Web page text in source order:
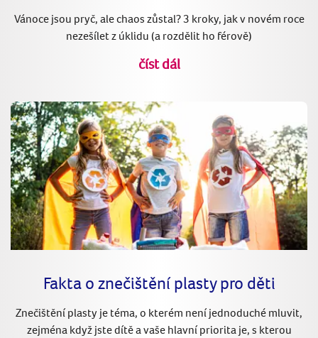
Vánoce jsou pryč, ale chaos zůstal? 3 kroky, jak v novém roce
nezešílet z úklidu (a rozdělit ho férově)
číst dál
Fakta o znečištění plasty pro děti
Znečištění plasty je téma, o kterém není jednoduché mluvit,
zejména když jste dítě a vaše hlavní priorita je, s kterou